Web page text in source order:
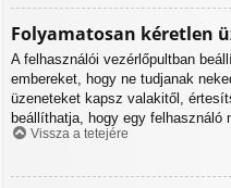
Folyamatosan kéretlen
A felhasználói vezérlőpultban
embereket, hogy ne tudjanak
üzeneteket kapsz valakitől,
beállíthatja, hogy egy felhasználó
Vissza a tetejére